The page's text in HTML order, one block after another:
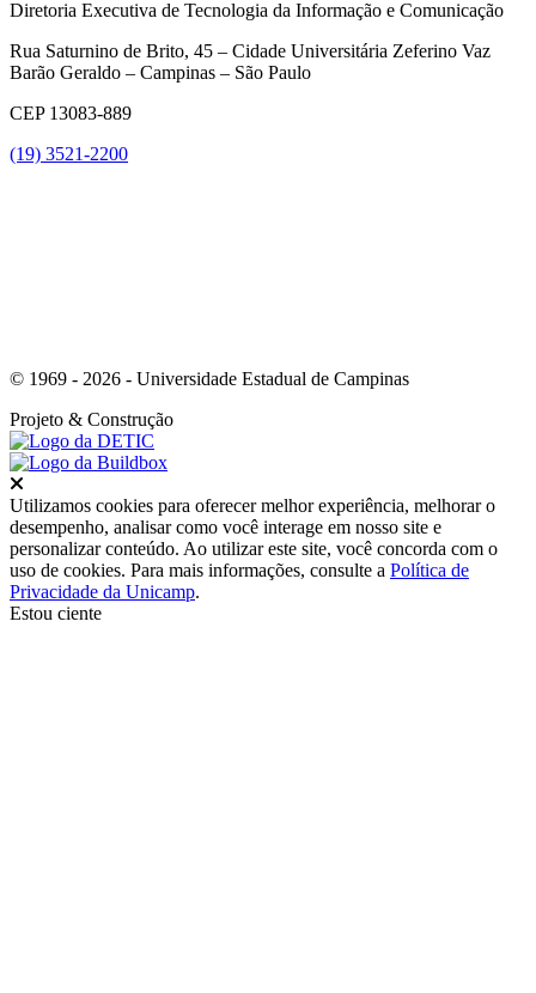
Diretoria Executiva de Tecnologia da Informação e Comunicação
Rua Saturnino de Brito, 45 – Cidade Universitária Zeferino Vaz
Barão Geraldo – Campinas – São Paulo
CEP 13083-889
(19) 3521-2200
© 1969 - 2026 - Universidade Estadual de Campinas
Projeto & Construção
Utilizamos cookies para oferecer melhor experiência, melhorar o
desempenho, analisar como você interage em nosso site e
personalizar conteúdo. Ao utilizar este site, você concorda com o
uso de cookies. Para mais informações, consulte a Política de
Privacidade da Unicamp.
Estou ciente